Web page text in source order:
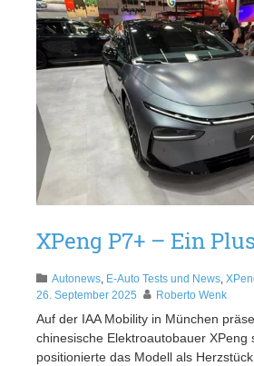
XPeng P7+ – Ein
Autonews, E-Auto Tests und News,
26. September 2025
Roberto Wenk
Auf der IAA Mobility in München
chinesische Elektroautobauer XPeng
positionierte das Modell als